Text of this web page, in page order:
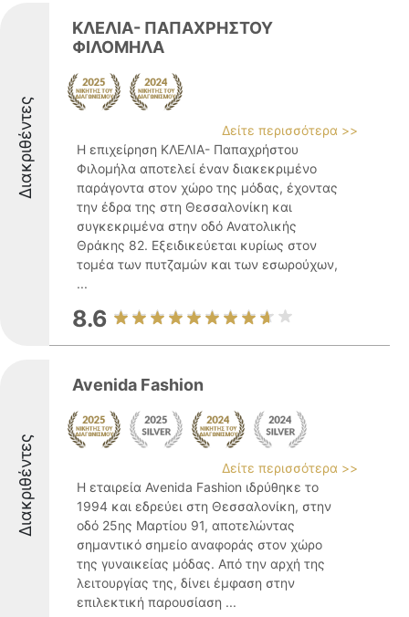
Διακριθέντες
ΚΛΕΛΙΑ- ΠΑΠΑΧΡΗΣΤΟΥ
ΦΙΛΟΜΗΛΑ
Δείτε περισσότερα >>
Η επιχείρηση ΚΛΕΛΙΑ- Παπαχρήστου
Φιλομήλα αποτελεί έναν διακεκριμένο
παράγοντα στον χώρο της μόδας, έχοντας
την έδρα της στη Θεσσαλονίκη και
συγκεκριμένα στην οδό Ανατολικής
Θράκης 82. Εξειδικεύεται κυρίως στον
τομέα των πυτζαμών και των εσωρούχων,
...
8.6
Διακριθέντες
Avenida Fashion
Δείτε περισσότερα >>
Η εταιρεία Avenida Fashion ιδρύθηκε το
1994 και εδρεύει στη Θεσσαλονίκη, στην
οδό 25ης Μαρτίου 91, αποτελώντας
σημαντικό σημείο αναφοράς στον χώρο
της γυναικείας μόδας. Από την αρχή της
λειτουργίας της, δίνει έμφαση στην
επιλεκτική παρουσίαση ...